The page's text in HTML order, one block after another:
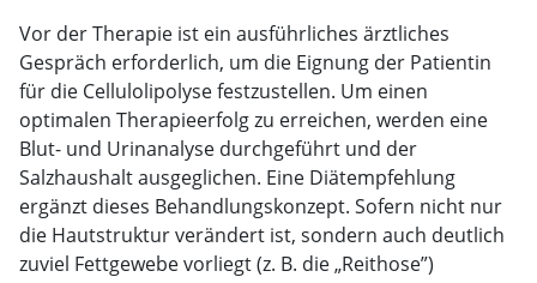
Vor der Therapie ist ein ausführliches ärztliches
Gespräch erforderlich, um die Eignung der Patientin
für die Cellulolipolyse festzustellen. Um einen
optimalen Therapieerfolg zu erreichen, werden eine
Blut- und Urinanalyse durchgeführt und der
Salzhaushalt ausgeglichen. Eine Diätempfehlung
ergänzt dieses Behandlungskonzept. Sofern nicht nur
die Hautstruktur verändert ist, sondern auch deutlich
zuviel Fettgewebe vorliegt (z. B. die „Reithose”)